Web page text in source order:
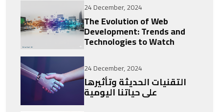
24 December, 2024
The Evolution of Web
Development: Trends and
Technologies to Watch
24 December, 2024
التقنيات الحديثة وتأثيرها
على حياتنا اليومية